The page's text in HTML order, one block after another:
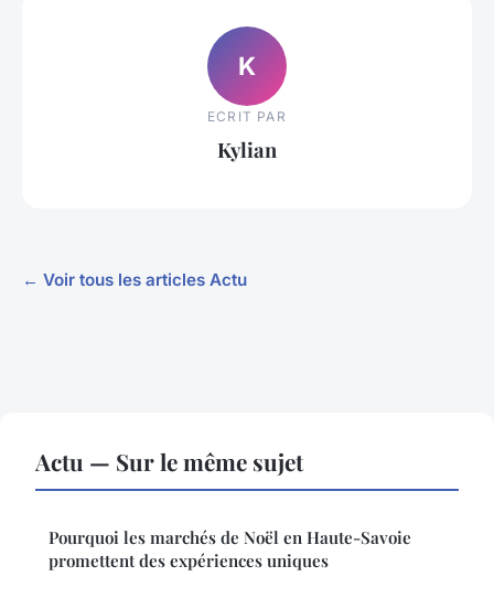
K
ECRIT PAR
Kylian
← Voir tous les articles Actu
Actu — Sur le même sujet
Pourquoi les marchés de Noël en Haute-Savoie
promettent des expériences uniques